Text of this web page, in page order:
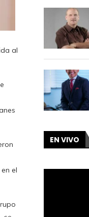
al
el
EN VIVO